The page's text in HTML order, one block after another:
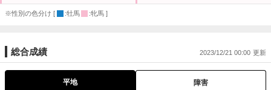
※性別の色分け [ :牡馬 :牝馬 ]
総合成績 2023/12/21 00:00
平地 障害